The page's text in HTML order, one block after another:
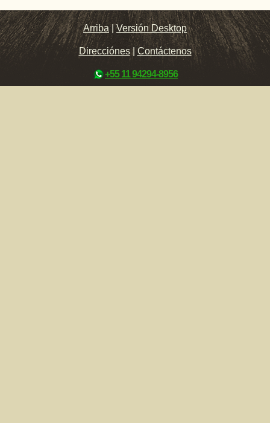
Arriba |Versión Desktop
Direcciónes| Contáctenos
+55 11 94294-8956